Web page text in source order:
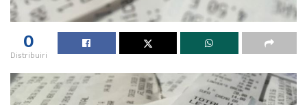
0
Distribuiri